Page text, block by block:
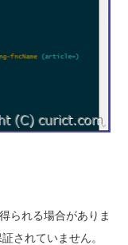
られる場合がありま
されていません。